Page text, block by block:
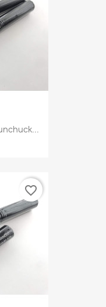
favorite_border